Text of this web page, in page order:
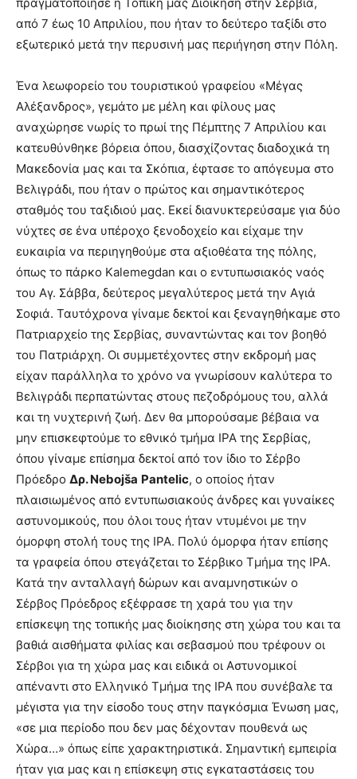
από 7 έως 10 Απριλίου, που ήταν το δεύτερο ταξίδι στο
εξωτερικό μετά την περυσινή μας περιήγηση στην Πόλη.
Ένα λεωφορείο του τουριστικού γραφείου «Μέγας
Αλέξανδρος», γεμάτο με μέλη και φίλους μας
αναχώρησε νωρίς το πρωί της Πέμπτης 7 Απριλίου και
κατευθύνθηκε βόρεια όπου, διασχίζοντας διαδοχικά τη
Μακεδονία μας και τα Σκόπια, έφτασε το απόγευμα στο
Βελιγράδι, που ήταν ο πρώτος και σημαντικότερος
σταθμός του ταξιδιού μας. Εκεί διανυκτερεύσαμε για δύο
νύχτες σε ένα υπέροχο ξενοδοχείο και είχαμε την
ευκαιρία να περιηγηθούμε στα αξιοθέατα της πόλης,
όπως το πάρκο Kalemegdan και ο εντυπωσιακός ναός
του Αγ. Σάββα, δεύτερος μεγαλύτερος μετά την Αγιά
Σοφιά. Ταυτόχρονα γίναμε δεκτοί και ξεναγηθήκαμε στο
Πατριαρχείο της Σερβίας, συναντώντας και τον βοηθό
του Πατριάρχη. Οι συμμετέχοντες στην εκδρομή μας
είχαν παράλληλα το χρόνο να γνωρίσουν καλύτερα το
Βελιγράδι περπατώντας στους πεζοδρόμους του, αλλά
και τη νυχτερινή ζωή. Δεν θα μπορούσαμε βέβαια να
μην επισκεφτούμε το εθνικό τμήμα ΙΡΑ της Σερβίας,
όπου γίναμε επίσημα δεκτοί από τον ίδιο το Σέρβο
Πρόεδρο Δρ.Nebojša Pantelic, ο οποίος ήταν
πλαισιωμένος από εντυπωσιακούς άνδρες και γυναίκες
αστυνομικούς, που όλοι τους ήταν ντυμένοι με την
όμορφη στολή τους της ΙΡΑ. Πολύ όμορφα ήταν επίσης
τα γραφεία όπου στεγάζεται το Σέρβικο Τμήμα της ΙΡΑ.
Κατά την ανταλλαγή δώρων και αναμνηστικών ο
Σέρβος Πρόεδρος εξέφρασε τη χαρά του για την
επίσκεψη της τοπικής μας διοίκησης στη χώρα του και τα
βαθιά αισθήματα φιλίας και σεβασμού που τρέφουν οι
Σέρβοι για τη χώρα μας και ειδικά οι Αστυνομικοί
απέναντι στο Ελληνικό Τμήμα της ΙΡΑ που συνέβαλε τα
μέγιστα για την είσοδο τους στην παγκόσμια Ένωση μας,
«σε μια περίοδο που δεν μας δέχονταν πουθενά ως
Χώρα…» όπως είπε χαρακτηριστικά. Σημαντική εμπειρία
ήταν για μας και η επίσκεψη στις εγκαταστάσεις του